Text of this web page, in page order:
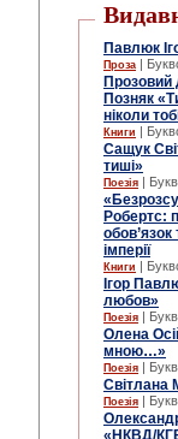
Павлюк
Проза |
Прозовий
Позняк
ніколи
Книги |
Сащук
тиші»
Поезія |
Робертс:
обов’язок
імперії
Книги |
Ігор
любов»
Поезія |
Олена
мною…»
Поезія |
Світлана
Поезія |
«НКВД/